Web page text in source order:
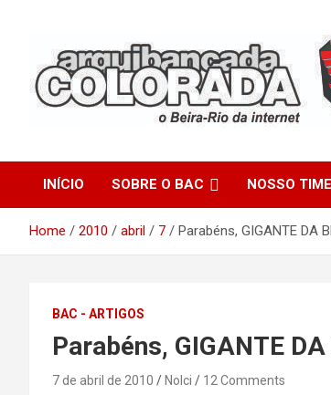
Arquibancada
INÍCIO SOBRE O BAC NOSSO TIME
Home 2010 abril 7 Parabéns, GIGANTE DA
BAC - ARTIGOS
Parabéns, GIGANTE
7 de abril de 2010 Nolci 12 Comments